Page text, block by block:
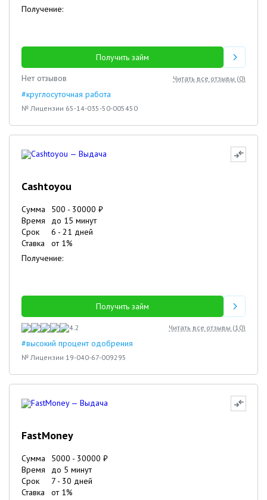
Получение:
Получить займ
Нет отзывов
Читать все отзывы (0)
#круглосуточная работа
№ Лицензии 65-14-035-50-005450
Cashtoyou
Сумма 500 - 30000 ₽
Время
до 15 минут
Срок
6 - 21 дней
Ставка
от 1%
Получение:
Получить займ
4.2 Читать все отзывы (10)
#высокий процент одобрения
№ Лицензии 19-040-67-009295
FastMoney
Сумма 5000 - 30000 ₽
Время
до 5 минут
Срок
7 - 30 дней
Ставка
от 1%